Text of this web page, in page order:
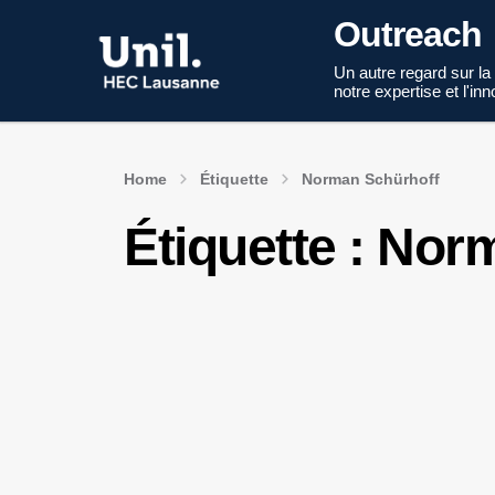
Outreach
Un autre regard sur
notre expertise et
Home Étiquette Norman Schürhoff
Étiquette :